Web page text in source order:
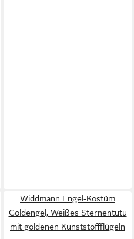
Widdmann Engel-Kostüm
Goldengel, Weißes Sternentutu
mit goldenen Kunststoffflügeln